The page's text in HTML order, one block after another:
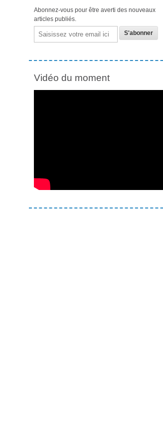
Abonnez-vous pour être averti des nouveaux
articles publiés.
Email
Vidéo du moment